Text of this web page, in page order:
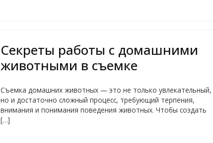
Секреты работы с домашними
животными в съемке
Съемка домашних животных — это не только увлекательный,
но и достаточно сложный процесс, требующий терпения,
внимания и понимания поведения животных. Чтобы создать
[…]